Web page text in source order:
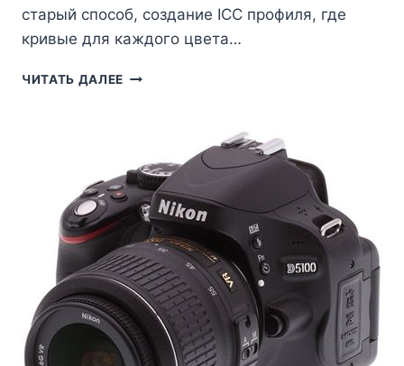
старый способ, создание ICC профиля, где
кривые для каждого цвета…
ЧИТАТЬ ДАЛЕЕ В
И
DCP
ПРОФИЛЕМ